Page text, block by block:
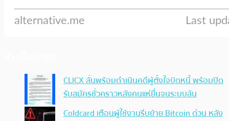
CLICX ลั่นพร้อมดำเนินคดีผู้ตั้งใจบิดหนี้ พร้อมปิด
รับสมัครชั่วคราวหลังคนแห่ยื่นจนระบบล้น
Coldcard เตือนผู้ใช้งานรีบย้าย Bitcoin ด่วน หลัง